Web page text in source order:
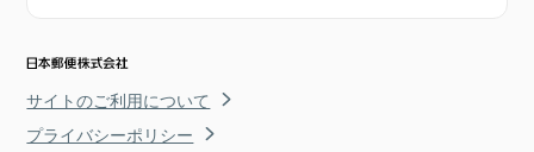
サイトのご利用について
プライバシーポリシー